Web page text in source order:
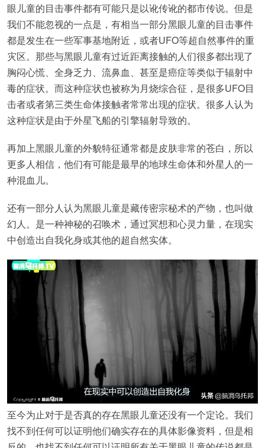
眼儿童的目击事件都有可能只是以讹传讹的都市传说。但是
我们不能忽视的一点是，有相当一部分黑眼儿童的目击事件
都是发生在一些军事基地附近，或者UFO等超自然事件的重
灾区。那些与黑眼儿童有过近距离接触的人们很多都出现了
胸闷心慌、全身乏力、流鼻血、甚至是癌症等类似于辐射中
毒的症状。而这种症状也被称为月烧综合征，是很多UFO目
击者或者第三类生命体接触者常常出现的症状。很多人认为
这种症状是由于外星飞船的引擎辐射导致的。
再加上黑眼儿童的外貌特征通常都是皮肤非常的苍白，所以
更多人相信，他们有可能是最早的地球生命体和外星人的一
种混血儿。
还有一部分人认为黑眼儿童是藏传密宗秘术的产物，也叫做
幻人。是一种神秘的召唤术，通过冥想和心灵力量，在现实
中创造出自我化身或其他的超自然实体。
至今为止对于是否真的存在黑眼儿童还没有一个定论。我们
找不到任何可以证明他们确实存在的具体影像资料，但是相